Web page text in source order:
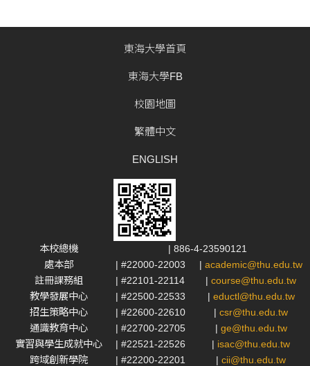
東海大學首頁
東海大學FB
校園地圖
繁體中文
ENGLISH
本校總機
| 886-4-23590121
處本部
| #22000-22003 | academic@thu.edu.tw
註冊課務組
| #22101-22114 | course@thu.edu.tw
教學發展中心
| #22500-22533 | eductl@thu.edu.tw
招生策略中心
| #22600-22610 | csr@thu.edu.tw
通識教育中心
| #22700-22705 | ge@thu.edu.tw
實習與學生成就中心
| #22521-22526 | isac@thu.edu.tw
跨域創新學院
| #22200-22201 | cii@thu.edu.tw